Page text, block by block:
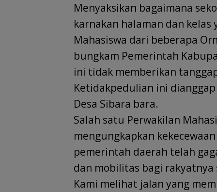
Menyaksikan bagaimana
karnakan halaman dan
Mahasiswa dari beberapa
bungkam Pemerintah
ini tidak memberikan
Ketidakpedulian ini
Desa Sibara bara.
Salah satu Perwakilan
mengungkapkan
pemerintah daerah telah
dan mobilitas bagi rakyatnya
Kami melihat jalan yang